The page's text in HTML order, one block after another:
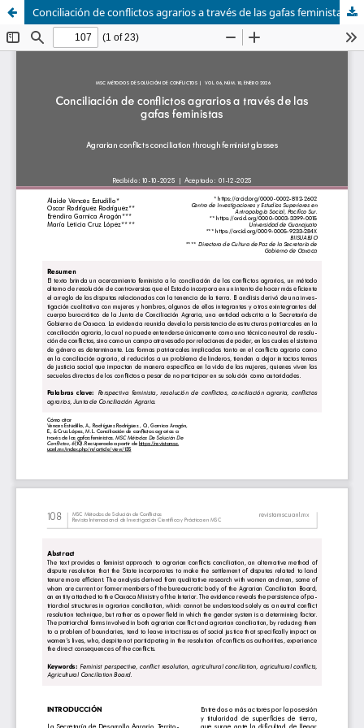
Conciliación de conflictos agrarios a través de las gafas feministas